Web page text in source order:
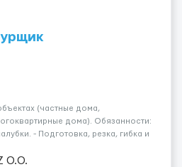
(частные дома,
дома). Обязанности:
- Подготовка, резка, гибка и
- Заливка бетона. - Демонтаж
O.O.